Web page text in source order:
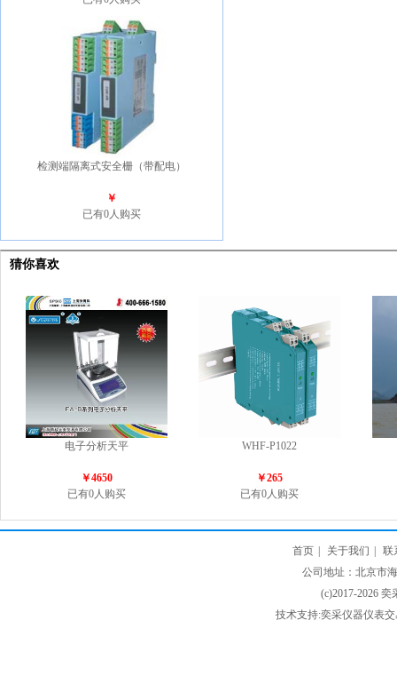
检测端隔离式安全栅（带配电）
￥
已有0人购买
猜你喜欢
电子分析天平
￥4650
已有0人购买
WHF-P1022
￥265
已有0人购买
首页 关于我们
联
公司地址：北京市
(c)2017-2026
技术支持:奕采仪器仪表